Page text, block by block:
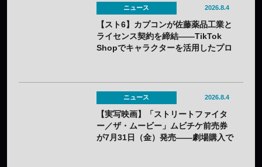
ニュース 2026.8.4
【スト6】カプコンが佐藤薬品工業と
ライセンス契約を締結——TikTok
Shopでキャラクターを活用したプロ
ニュース 2026.8.4
【実写映画】「ストリートファイタ
ー／ザ・ムービー」ムビチケ前売券
が7月31日（金）発売——劇場購入で